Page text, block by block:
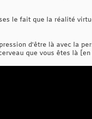
le fait que la réalité
d'être là avec la
que vous êtes là